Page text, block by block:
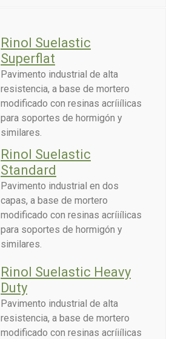
Rinol Suelastic
Superflat
Pavimento industrial de alta
resistencia, a base de mortero
modificado con resinas acríiílicas
para soportes de hormigón y
similares.
Rinol Suelastic
Standard
Pavimento industrial en dos
capas, a base de mortero
modificado con resinas acríiílicas
para soportes de hormigón y
similares.
Rinol Suelastic Heavy
Duty
Pavimento industrial de alta
resistencia, a base de mortero
modificado con resinas acríiílicas